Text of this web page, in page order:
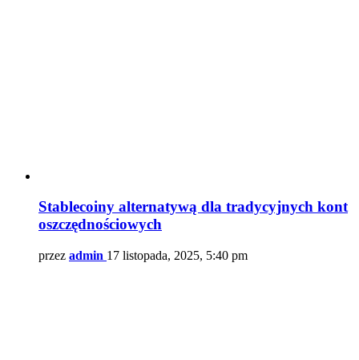
Stablecoiny alternatywą dla tradycyjnych kont
oszczędnościowych
przez admin 17 listopada, 2025, 5:40 pm